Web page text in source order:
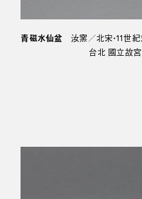
青磁水仙盆 汝窯／北宋・11世
台北 國立故宮